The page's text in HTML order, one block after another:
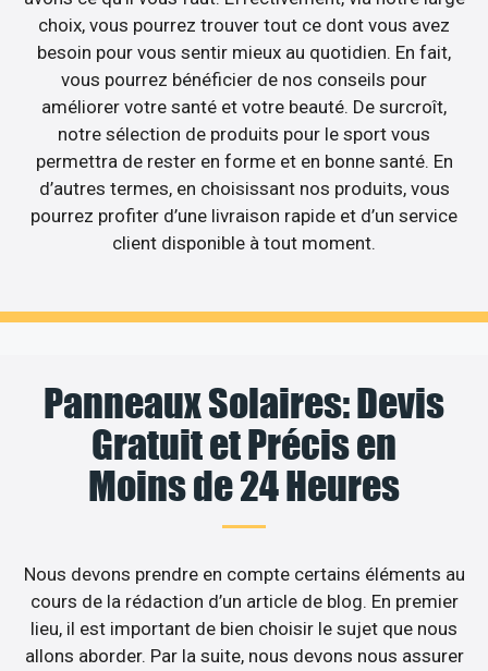
choix, vous pourrez trouver tout ce dont vous avez
besoin pour vous sentir mieux au quotidien. En fait,
vous pourrez bénéficier de nos conseils pour
améliorer votre santé et votre beauté. De surcroît,
notre sélection de produits pour le sport vous
permettra de rester en forme et en bonne santé. En
d’autres termes, en choisissant nos produits, vous
pourrez profiter d’une livraison rapide et d’un service
client disponible à tout moment.
Panneaux Solaires: Devis
Gratuit et Précis en
Moins de 24 Heures
Nous devons prendre en compte certains éléments au
cours de la rédaction d’un article de blog. En premier
lieu, il est important de bien choisir le sujet que nous
allons aborder. Par la suite, nous devons nous assurer